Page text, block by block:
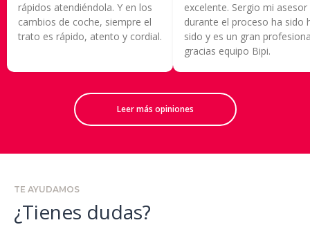
rápidos atendiéndola. Y en los
cambios de coche, siempre el
trato es rápido, atento y cordial.
excelente. Sergio mi asesor
durante el proceso ha sido
sido y es un gran
gracias equipo Bipi.
Leer más opiniones
TE AYUDAMOS
¿Tienes dudas?